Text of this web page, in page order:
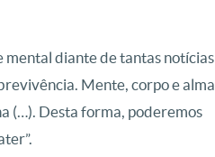
mental diante de tantas notícias
Mente, corpo e alma
(…). Desta forma, poderemos